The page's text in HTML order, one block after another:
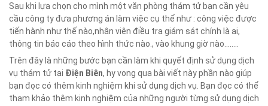
Sau khi lựa chọn cho mình một văn phòng thám tử bạn cần yêu
cầu công ty đưa phương án làm việc cụ thể như : công việc được
tiến hành như thế nào,nhân viên điều tra giám sát chính là ai,
thông tin báo cáo theo hình thức nào., vào khung giờ nào……..
Trên đây là những bước bạn cần làm khi quyết định sử dụng dịch
vụ thám tử tại Điện Biên, hy vong qua bài viết này phần nào giúp
bạn đọc có thêm kinh nghiệm khi sử dụng dịch vụ. Bạn đọc có thể
tham khảo thêm kinh nghiệm của những người từng sử dụng dịch